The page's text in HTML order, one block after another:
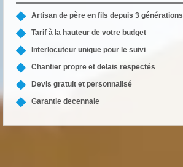
Artisan de père en fils depuis 3 générations
Tarif à la hauteur de votre budget
Interlocuteur unique pour le suivi
Chantier propre et delais respectés
Devis gratuit et personnalisé
Garantie decennale